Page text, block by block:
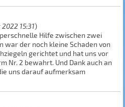
15:31)
Hilfe zwischen zwei
war der noch kleine Schaden von
gerichtet und hat uns vor
Nr. 2 bewahrt. Und Dank auch an
uns darauf aufmerksam